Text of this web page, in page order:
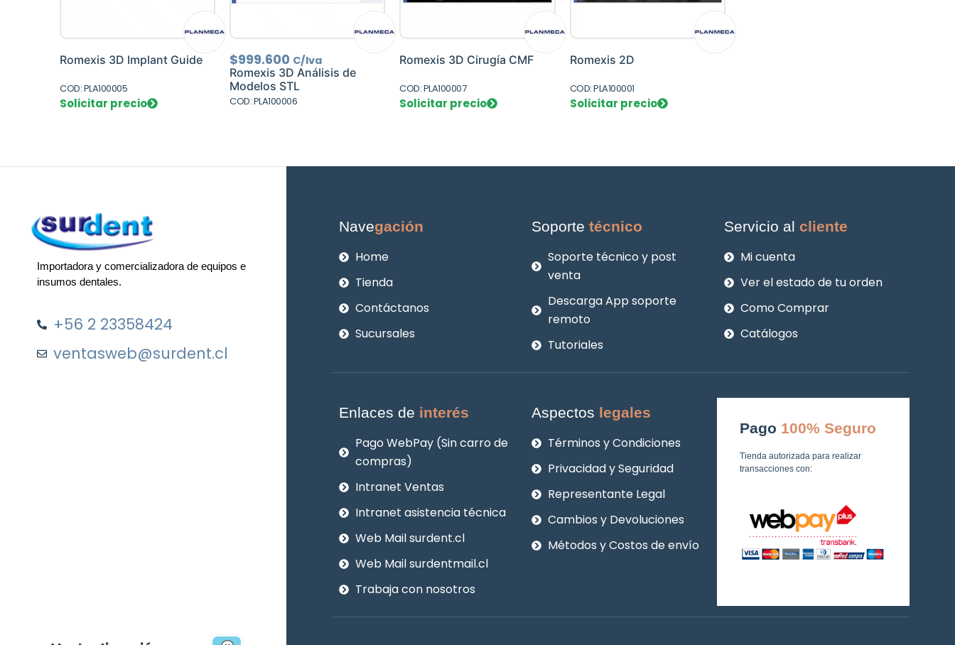
Romexis 3D Implant Guide
COD: PLA100005
Solicitar precio
$999.600 C/Iva
Romexis 3D Análisis de
Modelos STL
COD: PLA100006
Romexis 3D Cirugía CMF
COD: PLA100007
Solicitar precio
Romexis 2D
COD: PLA100001
Solicitar precio
Importadora y comercializadora de equipos e
insumos dentales.
+56 2 23358424
ventasweb@surdent.cl
Navegación
Home
Tienda
Contáctanos
Sucursales
Soportetécnico
Soporte técnico y post
venta
Descarga App soporte
remoto
Tutoriales
Servicio alcliente
Mi cuenta
Ver el estado de tu orden
Como Comprar
Catálogos
Enlaces de interés
Pago WebPay (Sin carro de
compras)
Intranet Ventas
Intranet asistencia técnica
Web Mail surdent.cl
Web Mail surdentmail.cl
Trabaja con nosotros
Aspectos legales
Términos y Condiciones
Privacidad y Seguridad
Representante Legal
Cambios y Devoluciones
Métodos y Costos de envío
Pago 100% Seguro
Tienda autorizada para realizar
transacciones con: